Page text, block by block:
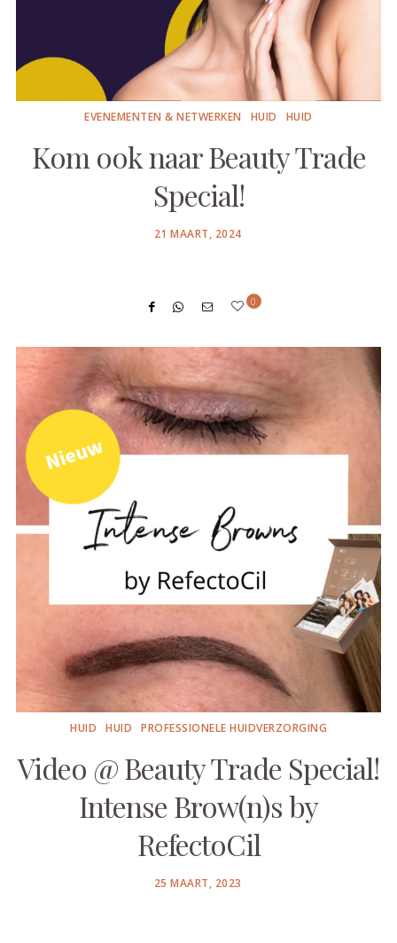
EVENEMENTEN & NETWERKEN HUID HUID
Kom ook naar Beauty Trade
Special!
POSTED
21 MAART, 2024
0
HUID HUID PROFESSIONELE HUIDVERZORGING
Video @ Beauty Trade Special!
Intense Brow(n)s by
RefectoCil
POSTED
25 MAART, 2023